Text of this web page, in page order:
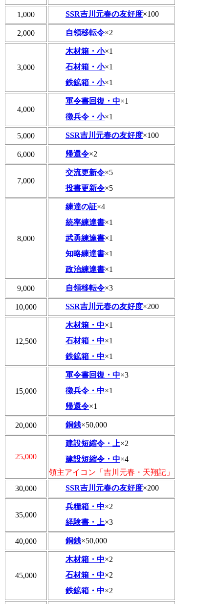
1,000 SSR吉川元春の友好度×100
2,000 自領移転令×2
3,000
木材箱・小×1
石材箱・小×1
鉄鉱箱・小×1
4,000
軍令書回復・中×1
徴兵令・小×1
5,000 SSR吉川元春の友好度×100
6,000 帰還令×2
7,000
交流更新令×5
投書更新令×5
8,000
練達の証×4
統率練達書×1
武勇練達書×1
知略練達書×1
政治練達書×1
9,000 自領移転令×3
10,000 SSR吉川元春の友好度×200
12,500
木材箱・中×1
石材箱・中×1
鉄鉱箱・中×1
15,000
軍令書回復・中×3
徴兵令・中×1
帰還令×1
20,000 銅銭×50,000
25,000
建設短縮令・上×2
建設短縮令・中×4
領主アイコン「吉川元春・天翔記」
30,000
SSR吉川元春の友好度×200
35,000
兵糧箱・中×2
経験書・上×3
40,000 銅銭×50,000
45,000
木材箱・中×2
石材箱・中×2
鉄鉱箱・中×2